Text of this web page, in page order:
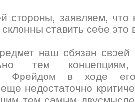
стороны, заявляем, что
ставить себе это
наш обязан своей
тем
Фрейдом в ходе
недостаточно
тем самым